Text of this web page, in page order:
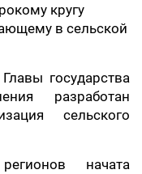
кругу
в сельской
государства
разработан
сельского
начата